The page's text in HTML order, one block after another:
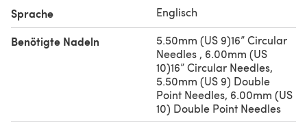
Sprache Englisch
Benötigte Nadeln
5.50mm (US 9)16” Circular
Needles , 6.00mm (US
10)16” Circular Needles,
5.50mm (US 9) Double
Point Needles, 6.00mm (US
10) Double Point Needles